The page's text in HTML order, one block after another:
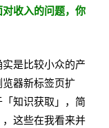
收入的问题，你
是比较小众的产
器新标签页扩
知识获取」，简
这些在我看来并